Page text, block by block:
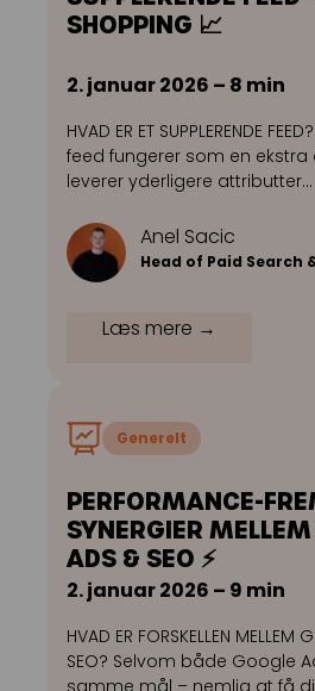
SHOPPING 📈
2. januar 2026 – 8 min
HVAD ER ET SUPPLERENDE
feed fungerer som en ekstra
leverer yderligere attributter…
Anel Sacic
Head of Paid Search
Læs mere →
Generelt
PERFORMANCE-
SYNERGIER
ADS & SEO ⚡
2. januar 2026 – 9 min
HVAD ER FORSKELLEN MELLEM
SEO? Selvom både Google
samme mål – nemlig at få